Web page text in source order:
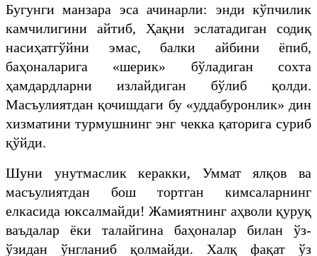
Бугунги манзара эса ачинарли: энди кўпчилик
камчилигини айтиб, Ҳақни эслатадиган содиқ
насиҳатгўйни эмас, балки айбини ёпиб,
баҳоналарига «шерик» бўладиган сохта
ҳамдардларни излайдиган бўлиб қолди.
Масъулиятдан қочишдаги бу «уддабуронлик» дин
хизматини турмушнинг энг чекка қаторига суриб
қўйди.
Шуни унутмаслик керакки, Уммат ялқов ва
масъулиятдан бош тортган кимсаларнинг
елкасида юксалмайди! Жамиятнинг аҳволи қуруқ
ваъдалар ёки талайгина баҳоналар билан ўз-
ўзидан ўнгланиб қолмайди. Халқ фақат ўз